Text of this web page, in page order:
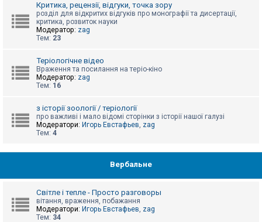
Критика, рецензії, відгуки, точка зору
розділ для відкритих відгуків про монографії та дисертації,
критика, розвиток науки
Модератор: zag
Тем: 23
Теріологічне відео
Враження та посилання на теріо-кіно
Модератор: zag
Тем: 16
з історії зоології / теріології
про важливі і мало відомі сторінки з історії нашої галузі
Модератори: Игорь Евстафьев, zag
Тем: 4
Вербальне
Світле і тепле - Просто разговоры
вітання, враження, побажання
Модератори: Игорь Евстафьев, zag
Тем: 34